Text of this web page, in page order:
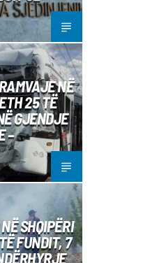
NË
25 TË
GJENDJE
–
SHQIPËRI
FUNDIT, 7